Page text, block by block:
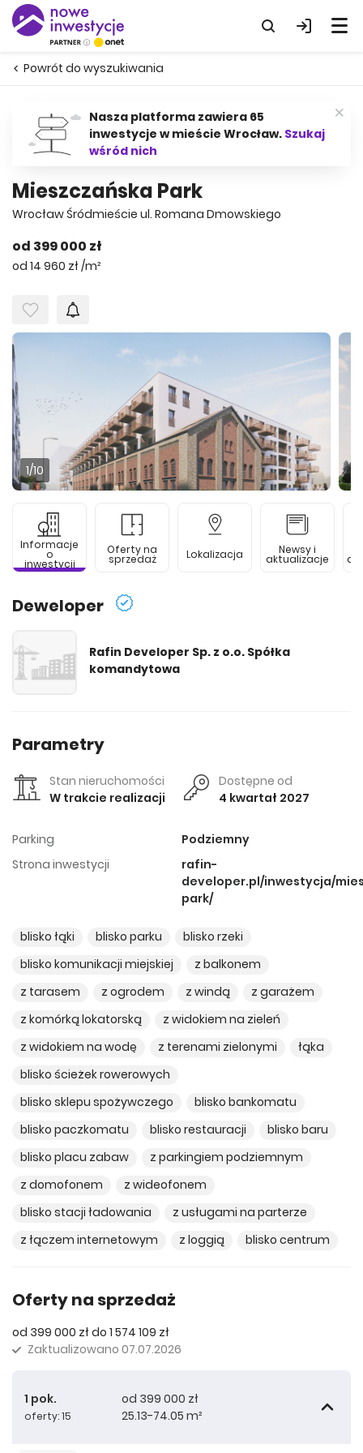
Powrót do wyszukiwania
Nasza platforma zawiera 65
inwestycje w mieście Wrocław. Szukaj
wśród nich
Mieszczańska Park
Wrocław Śródmieście ul. Romana Dmowskiego
od 399 000 zł
od 14 960 zł /m²
1/10
Informacje
o
inwestycji
Oferty na
sprzedaż Lokalizacja Newsy i
aktualizacje
Deweloper
Rafin Developer Sp. z o.o. Spółka
komandytowa
Parametry
Stan nieruchomości
W trakcie realizacji
Dostępne od
4 kwartał 2027
Parking
Podziemny
Strona inwestycji
rafin-
developer.pl/inwestycja/
park/
blisko łąki blisko parku
blisko rzeki
blisko komunikacji miejskiej
z balkonem
z tarasem
z ogrodem z windą
z garażem
z komórką lokatorską
z widokiem na zieleń
z widokiem na wodę
z terenami zielonymi
łąka
blisko ścieżek rowerowych
blisko sklepu spożywczego
blisko bankomatu
blisko paczkomatu
blisko restauracji
blisko baru
blisko placu zabaw
z parkingiem podziemnym
z domofonem
z wideofonem
blisko stacji ładowania
z usługami na parterze
z łączem internetowym
z loggią blisko centrum
Oferty na sprzedaż
od 399 000 zł do 1 574 109 zł
Zaktualizowano 07.07.2026
1 pok.
oferty: 15
od 399 000 zł
25.13-74.05 m²